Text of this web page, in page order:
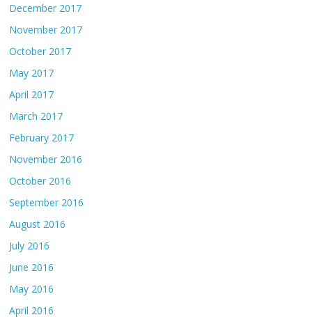
December 2017
November 2017
October 2017
May 2017
April 2017
March 2017
February 2017
November 2016
October 2016
September 2016
August 2016
July 2016
June 2016
May 2016
April 2016